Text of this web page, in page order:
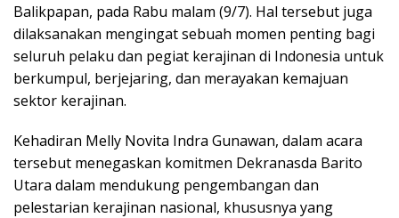
Balikpapan, pada Rabu malam (9/7). Hal tersebut juga
dilaksanakan mengingat sebuah momen penting bagi
seluruh pelaku dan pegiat kerajinan di Indonesia untuk
berkumpul, berjejaring, dan merayakan kemajuan
sektor kerajinan.
Kehadiran Melly Novita Indra Gunawan, dalam acara
tersebut menegaskan komitmen Dekranasda Barito
Utara dalam mendukung pengembangan dan
pelestarian kerajinan nasional, khususnya yang